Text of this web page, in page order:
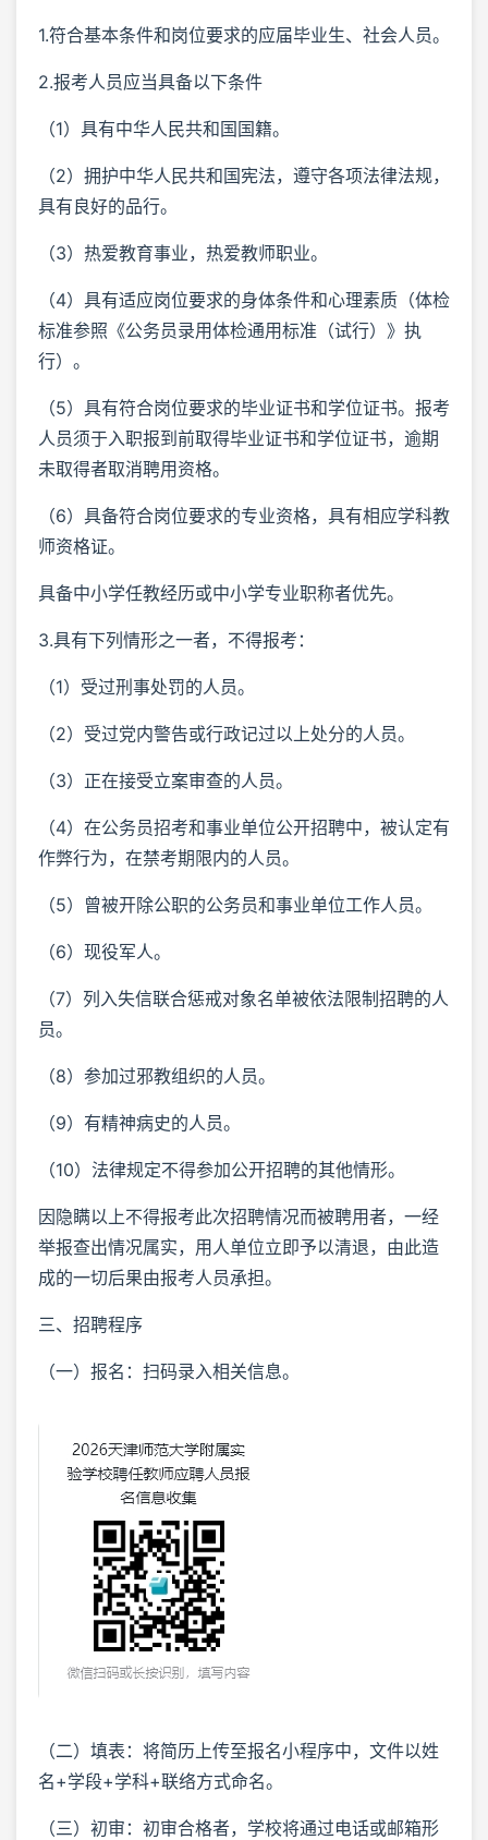
1.符合基本条件和岗位要求的应届毕业生、社会人员。
2.报考人员应当具备以下条件
（1）具有中华人民共和国国籍。
（2）拥护中华人民共和国宪法，遵守各项法律法规，
具有良好的品行。
（3）热爱教育事业，热爱教师职业。
（4）具有适应岗位要求的身体条件和心理素质（体检
标准参照《公务员录用体检通用标准（试行）》执
行）。
（5）具有符合岗位要求的毕业证书和学位证书。报考
人员须于入职报到前取得毕业证书和学位证书，逾期
未取得者取消聘用资格。
（6）具备符合岗位要求的专业资格，具有相应学科教
师资格证。
具备中小学任教经历或中小学专业职称者优先。
3.具有下列情形之一者，不得报考：
（1）受过刑事处罚的人员。
（2）受过党内警告或行政记过以上处分的人员。
（3）正在接受立案审查的人员。
（4）在公务员招考和事业单位公开招聘中，被认定有
作弊行为，在禁考期限内的人员。
（5）曾被开除公职的公务员和事业单位工作人员。
（6）现役军人。
（7）列入失信联合惩戒对象名单被依法限制招聘的人
员。
（8）参加过邪教组织的人员。
（9）有精神病史的人员。
（10）法律规定不得参加公开招聘的其他情形。
因隐瞒以上不得报考此次招聘情况而被聘用者，一经
举报查出情况属实，用人单位立即予以清退，由此造
成的一切后果由报考人员承担。
三、招聘程序
（一）报名：扫码录入相关信息。
（二）填表：将简历上传至报名小程序中，文件以姓
名+学段+学科+联络方式命名。
（三）初审：初审合格者，学校将通过电话或邮箱形